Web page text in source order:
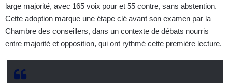
large majorité, avec 165 voix pour et 55 contre, sans abstention.
Cette adoption marque une étape clé avant son examen par la
Chambre des conseillers, dans un contexte de débats nourris
entre majorité et opposition, qui ont rythmé cette première lecture.